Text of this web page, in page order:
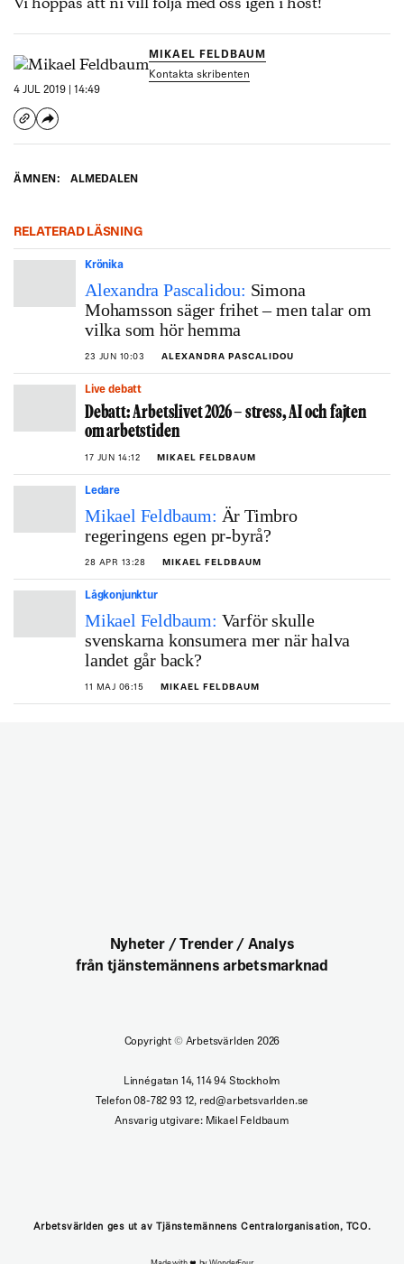
MIKAEL FELDBAUM
Kontakta skribenten
4 JUL 2019 | 14:49
ÄMNEN: ALMEDALEN
RELATERAD LÄSNING
Krönika
Alexandra Pascalidou: Simona
Mohamsson säger frihet – men talar om
vilka som hör hemma
23 JUN 10:03 ALEXANDRA PASCALIDOU
Live debatt
Debatt: Arbetslivet 2026 – stress, AI och fajten
om arbetstiden
17 JUN 14:12 MIKAEL FELDBAUM
Ledare
Mikael Feldbaum: Är Timbro
regeringens egen pr-byrå?
28 APR 13:28 MIKAEL FELDBAUM
Lågkonjunktur
Mikael Feldbaum: Varför skulle
svenskarna konsumera mer när halva
landet går back?
11 MAJ 06:15 MIKAEL FELDBAUM
Nyheter / Trender / Analys
från tjänstemännens arbetsmarknad
Copyright ©Arbetsvärlden 2026
Linnégatan 14, 114 94 Stockholm
Telefon 08-782 93 12, red@arbetsvarlden.se
Ansvarig utgivare: Mikael Feldbaum
Arbetsvärlden ges ut av Tjänstemännens Centralorganisation, TCO.